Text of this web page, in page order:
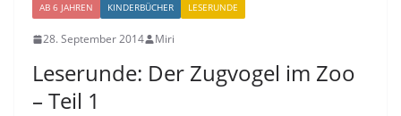
AB 6 JAHREN KINDERBÜCHER LESERUNDE
28. September 2014 Miri
Leserunde: Der Zugvogel im Zoo
– Teil 1